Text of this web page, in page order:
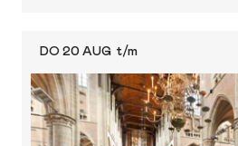
DO 20 AUG t/m